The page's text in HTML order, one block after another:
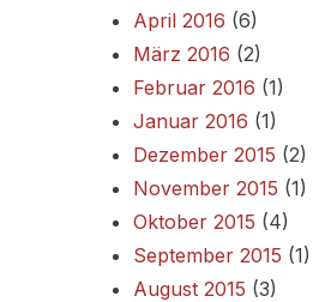
April 2016 (6)
März 2016 (2)
Februar 2016 (1)
Januar 2016 (1)
Dezember 2015 (2)
November 2015 (1)
Oktober 2015 (4)
September 2015 (1)
August 2015 (3)